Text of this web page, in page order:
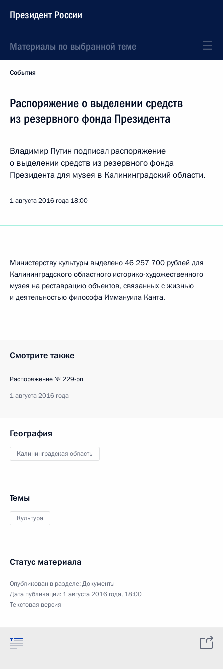
Президент России
Материалы по выбранной теме
События
Распоряжение о выделении средств
из резервного фонда Президента
Владимир Путин подписал распоряжение
о выделении средств из резервного фонда
Президента для музея в Калининградский области.
1 августа 2016 года 18:00
Министерству культуры выделено 46 257 700 рублей для
Калининградского областного историко-художественного
музея на реставрацию объектов, связанных с жизнью
и деятельностью философа Иммануила Канта.
Смотрите также
Распоряжение № 229-рп
1 августа 2016 года
География
Калининградская область
Темы
Культура
Статус материала
Опубликован в разделе:Документы
Дата публикации: 1 августа 2016 года, 18:00
Текстовая версия